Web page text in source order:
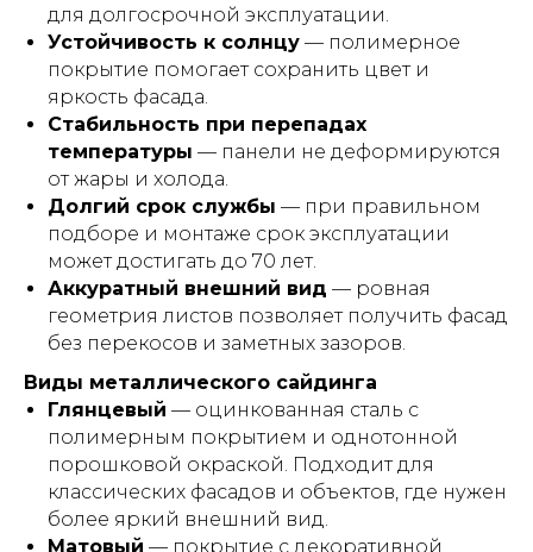
для долгосрочной эксплуатации.
Устойчивость к солнцу — полимерное
покрытие помогает сохранить цвет и
яркость фасада.
Стабильность при перепадах
температуры — панели не деформируются
от жары и холода.
Долгий срок службы — при правильном
подборе и монтаже срок эксплуатации
может достигать до 70 лет.
Аккуратный внешний вид — ровная
геометрия листов позволяет получить фасад
без перекосов и заметных зазоров.
Виды металлического сайдинга
Глянцевый — оцинкованная сталь с
полимерным покрытием и однотонной
порошковой окраской. Подходит для
классических фасадов и объектов, где нужен
более яркий внешний вид.
Матовый — покрытие с декоративной